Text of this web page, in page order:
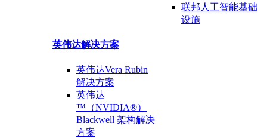
联邦人工智能基础
设施
英伟达解决方案
英伟达Vera Rubin
解决方案
英伟达
™（NVIDIA®）
Blackwell 架构解决
方案